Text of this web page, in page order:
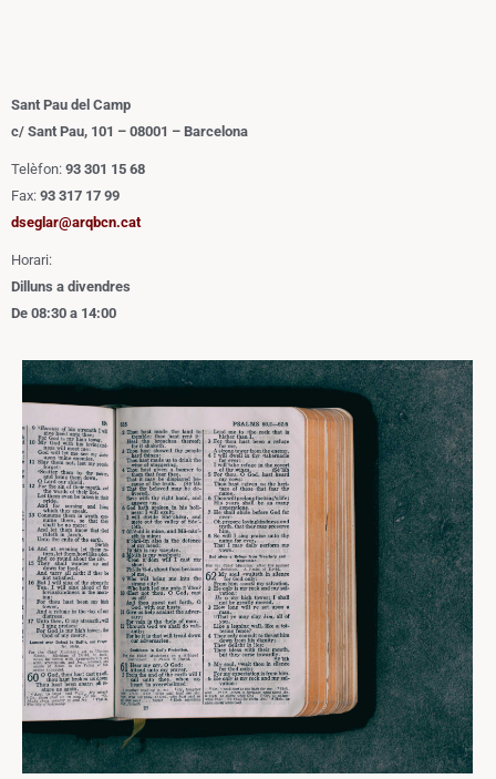
Sant Pau del Camp
c/ Sant Pau, 101 – 08001 – Barcelona
Telèfon: 93 301 15 68
Fax: 93 317 17 99
dseglar@arqbcn.cat
Horari:
Dilluns a divendres
De 08:30 a 14:00